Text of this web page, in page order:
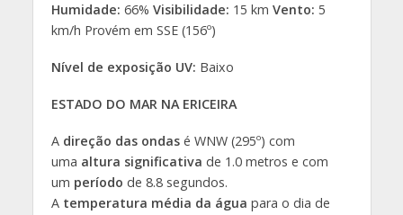
Humidade: 66% Visibilidade: 15 km Vento: 5
km/h Provém em SSE (156º)
Nível de exposição UV: Baixo
ESTADO DO MAR NA ERICEIRA
A direção das ondasé WNW (295º) com
uma altura significativa de 1.0 metros e com
um período de 8.8 segundos.
A temperatura média da água para o dia de